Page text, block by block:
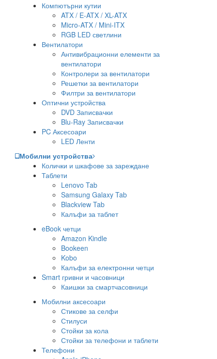
Компютърни кутии
ATX / E-ATX / XL-ATX
Micro-ATX / Mini-ITX
RGB LED светлини
Вентилатори
Антивибрационни елементи за
вентилатори
Контролери за вентилатори
Решетки за вентилатори
Филтри за вентилатори
Оптични устройства
DVD Записвачки
Blu-Ray Записвачки
PC Аксесоари
LED Ленти
Мобилни устройства
Колички и шкафове за зареждане
Таблети
Lenovo Tab
Samsung Galaxy Tab
Blackview Tab
Калъфи за таблет
eBook четци
Amazon Kindle
Bookeen
Kobo
Калъфи за електронни четци
Smart гривни и часовници
Каишки за смартчасовници
Мобилни аксесоари
Стикове за селфи
Стилуси
Стойки за кола
Стойки за телефони и таблети
Телефони